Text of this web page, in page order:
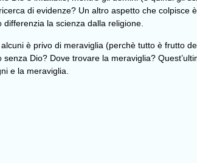
di evidenze? Un altro aspetto che colpisce
la scienza dalla religione.
è privo di meraviglia (perchè tutto è frutto
Dio? Dove trovare la meraviglia?
e la meraviglia.